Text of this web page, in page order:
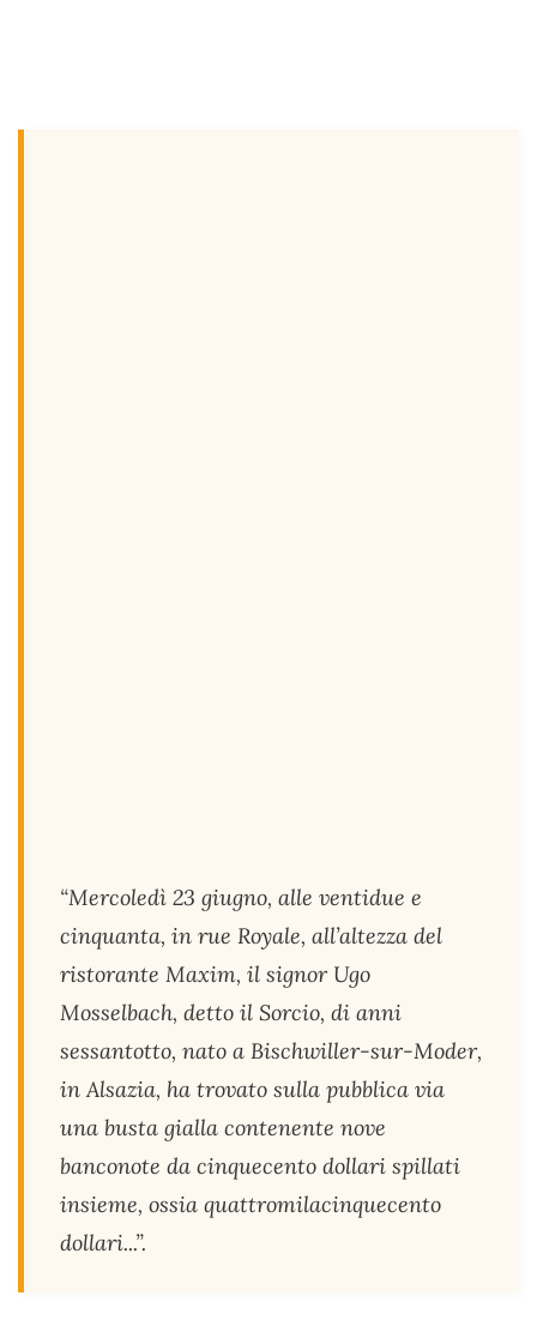
“Mercoledì 23 giugno, alle ventidue e
cinquanta, in rue Royale, all’altezza del
ristorante Maxim, il signor Ugo
Mosselbach, detto il Sorcio, di anni
sessantotto, nato a Bischwiller-sur-Moder,
in Alsazia, ha trovato sulla pubblica via
una busta gialla contenente nove
banconote da cinquecento dollari spillati
insieme, ossia quattromilacinquecento
dollari...”.